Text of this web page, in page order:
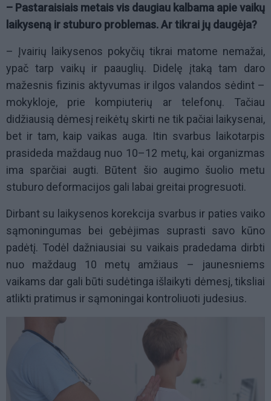
– Pastaraisiais metais vis daugiau kalbama apie vaikų
laikyseną ir stuburo problemas. Ar tikrai jų daugėja?
– Įvairių laikysenos pokyčių tikrai matome nemažai,
ypač tarp vaikų ir paauglių. Didelę įtaką tam daro
mažesnis fizinis aktyvumas ir ilgos valandos sėdint –
mokykloje, prie kompiuterių ar telefonų. Tačiau
didžiausią dėmesį reikėtų skirti ne tik pačiai laikysenai,
bet ir tam, kaip vaikas auga. Itin svarbus laikotarpis
prasideda maždaug nuo 10–12 metų, kai organizmas
ima sparčiai augti. Būtent šio augimo šuolio metu
stuburo deformacijos gali labai greitai progresuoti.
Dirbant su laikysenos korekcija svarbus ir paties vaiko
sąmoningumas bei gebėjimas suprasti savo kūno
padėtį. Todėl dažniausiai su vaikais pradedama dirbti
nuo maždaug 10 metų amžiaus – jaunesniems
vaikams dar gali būti sudėtinga išlaikyti dėmesį, tiksliai
atlikti pratimus ir sąmoningai kontroliuoti judesius.